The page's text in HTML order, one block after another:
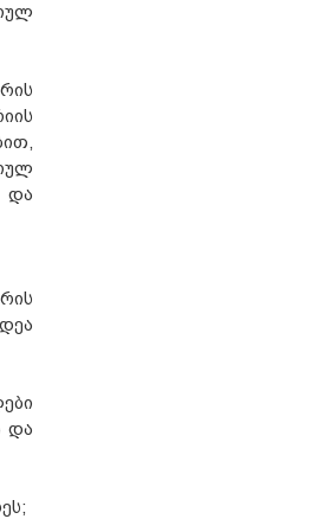
და
და